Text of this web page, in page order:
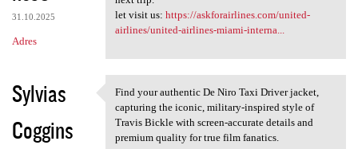
31.10.2025
Adres
let visit us: https://askforairlines.com/united-
airlines/united-airlines-miami-interna...
Sylvias
Coggins
Find your authentic De Niro
Find your authentic De Niro Taxi Driver jacket,
capturing the iconic, military-inspired style of
Travis Bickle with screen-accurate details and
premium quality for true film fanatics.